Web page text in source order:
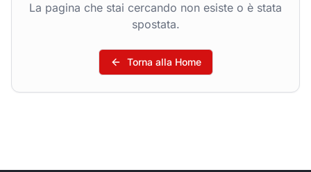
La pagina che stai cercando non esiste o è stata
spostata.
Torna alla Home